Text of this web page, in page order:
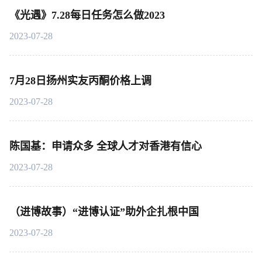
《光遇》7.28每日任务怎么做2023
2023-07-28
7月28日扬州实友丙酮价格上调
2023-07-28
陈国基：申请众多 全球人才对香港有信心
2023-07-28
（进博故事）“进博认证”助外企扎根中国
2023-07-28